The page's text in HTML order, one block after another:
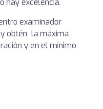
hay excelencia.
examinador
obtén la máxima
y en el mínimo